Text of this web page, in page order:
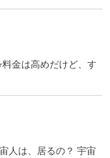
料金は高めだけど、す
人は、居るの？ 宇宙